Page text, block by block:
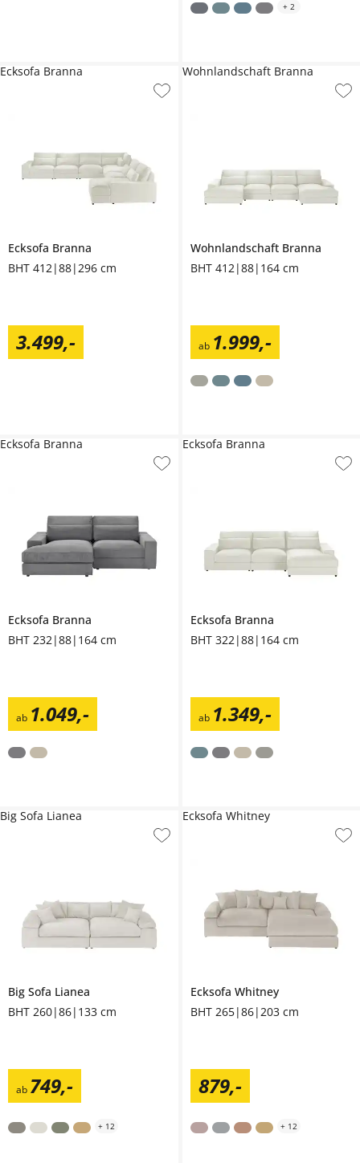
+ 2
Ecksofa Branna
BHT 412|88|296 cm
3.499,-
Ecksofa Branna
Wohnlandschaft Branna
BHT 412|88|164 cm
ab 1.999,-
Wohnlandschaft Branna
Ecksofa Branna
BHT 232|88|164 cm
ab 1.049,-
Ecksofa Branna
Ecksofa Branna
BHT 322|88|164 cm
ab 1.349,-
Ecksofa Branna
Big Sofa Lianea
BHT 260|86|133 cm
ab 749,-
Big Sofa Lianea
+ 12
Ecksofa Whitney
BHT 265|86|203 cm
879,-
Ecksofa Whitney
+ 12